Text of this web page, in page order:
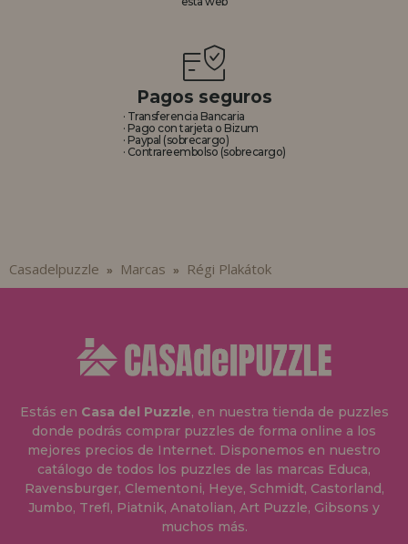
Pagos seguros
· Transferencia Bancaria
· Pago con tarjeta o Bizum
· Paypal (sobrecargo)
· Contrareembolso (sobrecargo)
Casadelpuzzle » Marcas » Régi Plakátok
Estás en Casa del Puzzle, en nuestra tienda de puzzles
donde podrás comprar puzzles de forma online a los
mejores precios de Internet. Disponemos en nuestro
catálogo de todos los puzzles de las marcas Educa,
Ravensburger, Clementoni, Heye, Schmidt, Castorland,
Jumbo, Trefl, Piatnik, Anatolian, Art Puzzle, Gibsons y
muchos más.